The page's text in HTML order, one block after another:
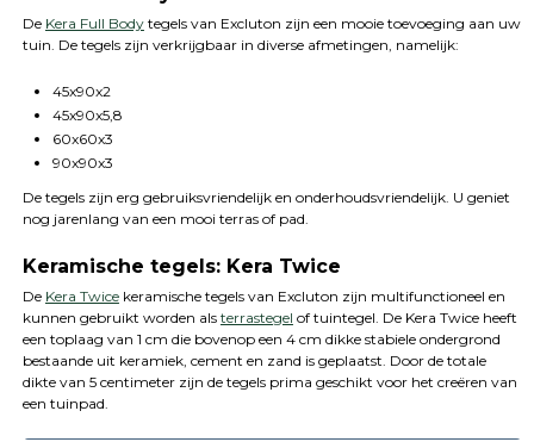
De Kera Full Bodytegels van Excluton zijn een mooie toevoeging aan uw
tuin. De tegels zijn verkrijgbaar in diverse afmetingen, namelijk:
45x90x2
45x90x5,8
60x60x3
90x90x3
De tegels zijn erg gebruiksvriendelijk en onderhoudsvriendelijk. U geniet
nog jarenlang van een mooi terras of pad.
Keramische tegels: Kera Twice
De Kera Twicekeramische tegels van Excluton zijn multifunctioneel en
kunnen gebruikt worden als terrastegel of tuintegel. De Kera Twice heeft
een toplaag van 1 cm die bovenop een 4 cm dikke stabiele ondergrond
bestaande uit keramiek, cement en zand is geplaatst. Door de totale
dikte van 5 centimeter zijn de tegels prima geschikt voor het creëren van
een tuinpad.